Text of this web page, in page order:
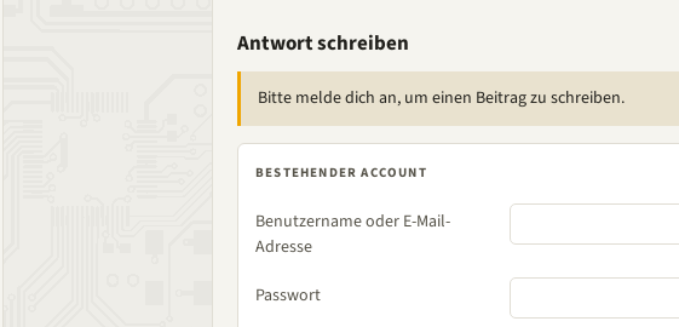
Antwort schreiben
Bitte melde dich an, um einen Beitrag zu schreiben.
BESTEHENDER ACCOUNT
Benutzername oder E-Mail-
Adresse
Passwort